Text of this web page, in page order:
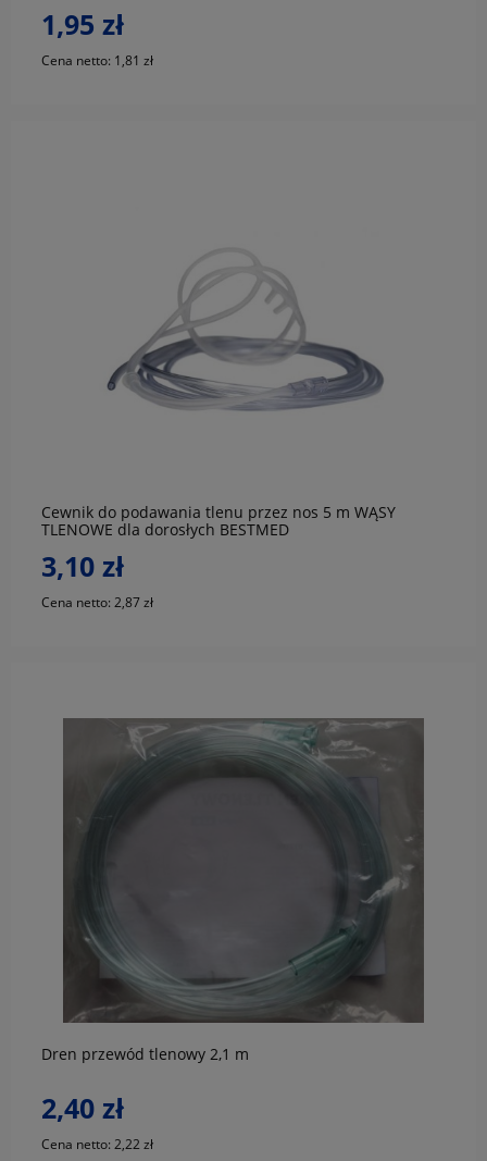
1,95 zł
Cena netto: 1,81 zł
Cewnik do podawania tlenu przez nos 5 m WĄSY
TLENOWE dla dorosłych BESTMED
3,10 zł
Cena netto: 2,87 zł
Dren przewód tlenowy 2,1 m
2,40 zł
Cena netto: 2,22 zł